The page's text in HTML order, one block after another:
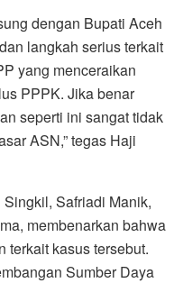
dengan Bupati Aceh
langkah serius terkait
yang menceraikan
PPPK. Jika benar
seperti ini sangat tidak
ASN,” tegas Haji
Safriadi Manik,
membenarkan bahwa
terkait kasus tersebut.
Sumber Daya